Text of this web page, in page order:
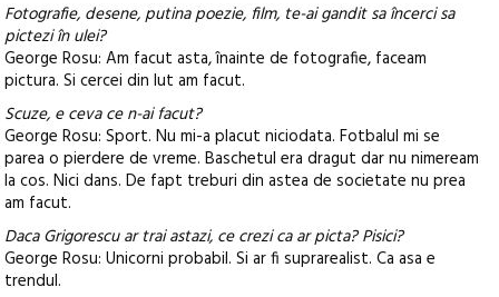
Fotografie, desene, putina poezie, film, te-ai gandit sa încerci sa
pictezi în ulei?
George Rosu: Am facut asta, înainte de fotografie, faceam
pictura. Si cercei din lut am facut.
Scuze, e ceva ce n-ai facut?
George Rosu: Sport. Nu mi-a placut niciodata. Fotbalul mi se
parea o pierdere de vreme. Baschetul era dragut dar nu nimeream
la cos. Nici dans. De fapt treburi din astea de societate nu prea
am facut.
Daca Grigorescu ar trai astazi, ce crezi ca ar picta? Pisici?
George Rosu: Unicorni probabil. Si ar fi suprarealist. Ca asa e
trendul.